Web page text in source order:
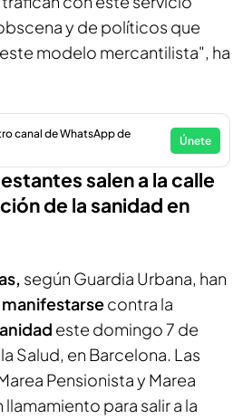
y de políticos que
modelo mercantilista", ha
canal de WhatsApp de
Únete
salen a la calle
de la sanidad en
según Guardia Urbana, han
manifestarsecontra la
este domingo 7 de
Salud, en Barcelona. Las
Pensionista y Marea
llamamiento para salir a la